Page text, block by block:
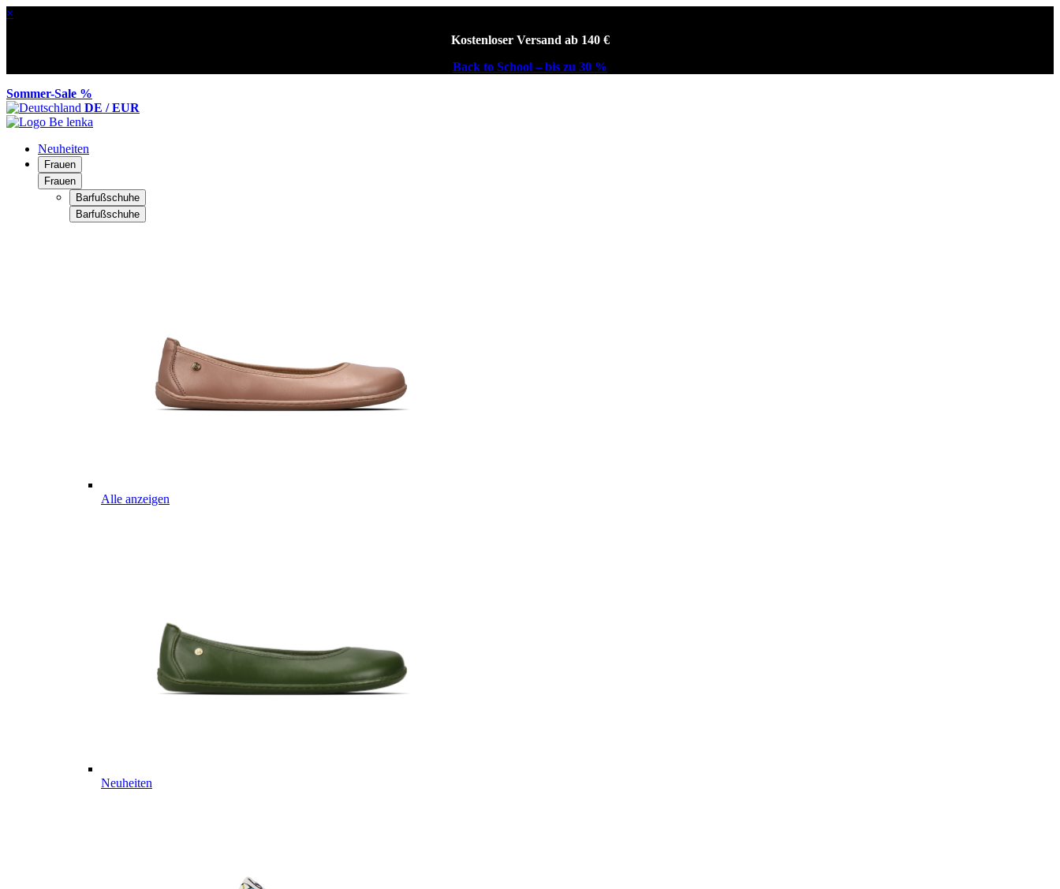
×
Kostenloser Versand ab 140 €
Back to School – bis zu 30 %
Sommer-Sale %
DE / EUR
Neuheiten
Frauen
Frauen
Barfußschuhe
Barfußschuhe
Alle anzeigen
Neuheiten